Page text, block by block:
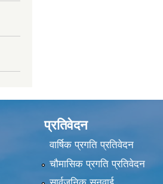
प्रतिवेदन
वार्षिक प्रगति प्रतिवेदन
चौमासिक प्रगति प्रतिवेदन